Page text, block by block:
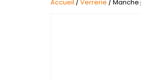
Accueil /Verrerie /